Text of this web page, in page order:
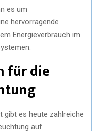
es um
hervorragende
Energieverbrauch im
für die
es heute zahlreiche
auf